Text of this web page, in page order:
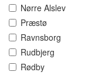
Nørre Alslev
Præstø
Ravnsborg
Rudbjerg
Rødby